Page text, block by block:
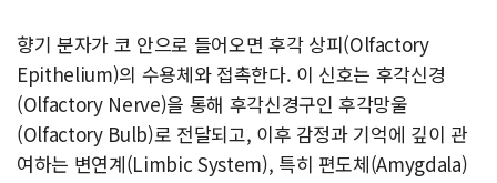
향기 분자가 코 안으로 들어오면 후각 상피(Olfactory
Epithelium)의 수용체와 접촉한다. 이 신호는 후각신경
(Olfactory Nerve)을 통해 후각신경구인 후각망울
(Olfactory Bulb)로 전달되고, 이후 감정과 기억에 깊이 관
여하는 변연계(Limbic System), 특히 편도체(Amygdala)